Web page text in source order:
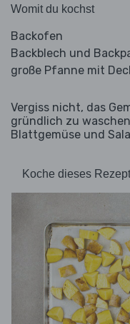
Womit du kochst
Backofen
Backblech und
große Pfanne mit
Vergiss nicht, das
gründlich zu
Blattgemüse und
Koche dieses